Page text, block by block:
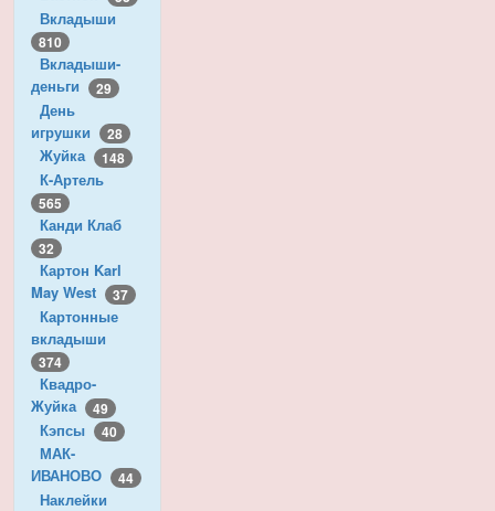
Вкладыши
810
Вкладыши-
деньги
29
День
игрушки
28
Жуйка 148
К-Артель
565
Канди Клаб
32
Картон Karl
May West
37
Картонные
вкладыши
374
Квадро-
Жуйка
49
Кэпсы 40
МАК-
ИВАНОВО
44
Наклейки